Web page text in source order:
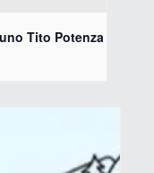
Tito Potenza